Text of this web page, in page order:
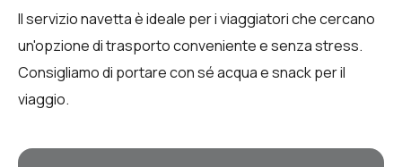
Il servizio navetta è ideale per i viaggiatori che cercano
un'opzione di trasporto conveniente e senza stress.
Consigliamo di portare con sé acqua e snack per il
viaggio.